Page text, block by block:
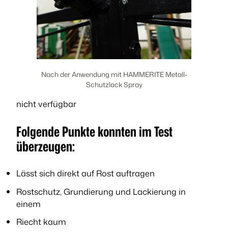
Nach der Anwendung mit HAMMERITE Metall-
Schutzlack Spray
nicht verfügbar
Folgende Punkte konnten im Test
überzeugen:
Lässt sich direkt auf Rost auftragen
Rostschutz, Grundierung und Lackierung in
einem
Riecht kaum